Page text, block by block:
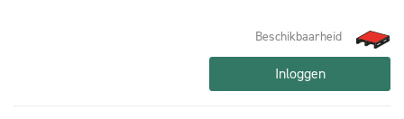
Beschikbaarheid
Inloggen